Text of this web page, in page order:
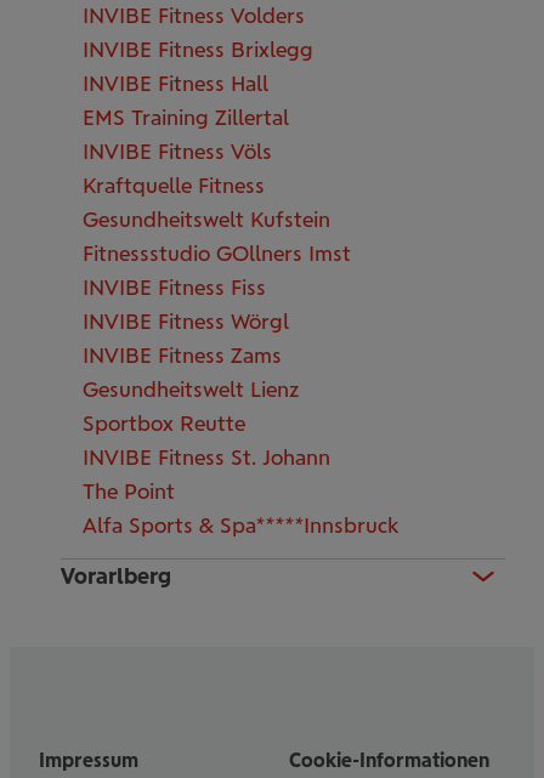
INVIBE Fitness Volders
INVIBE Fitness Brixlegg
INVIBE Fitness Hall
EMS Training Zillertal
INVIBE Fitness Völs
Kraftquelle Fitness
Gesundheitswelt Kufstein
Fitnessstudio GOllners Imst
INVIBE Fitness Fiss
INVIBE Fitness Wörgl
INVIBE Fitness Zams
Gesundheitswelt Lienz
Sportbox Reutte
INVIBE Fitness St. Johann
The Point
Alfa Sports & Spa*****Innsbruck
Vorarlberg
Impressum Cookie-Informationen